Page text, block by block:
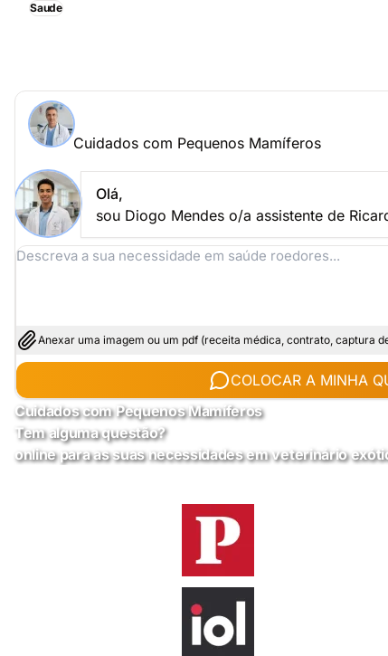
Saude
Coloque a sua questão a Ricardo Rodrigues
Cuidados com Pequenos Mamíferos
Olá,
sou Diogo Mendes o/a assistente de
Anexar uma imagem ou um pdf (receita médica, contrato, captura
COLOCAR A MINHA
Cuidados com Pequenos Mamíferos
Tem alguma questão?
online para as suas necessidades em veterinário